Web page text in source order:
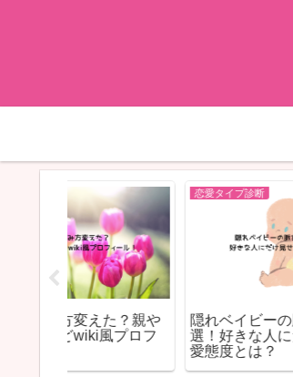
恋愛タイプ診断
ラブキャラ64「敏腕マネージ
ャー」の相性｜“支える
力”と“任せられる相手”で決ま
る最強バランス